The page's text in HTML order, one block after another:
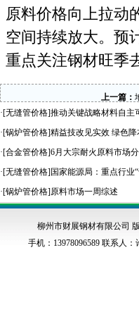
原料价格向上拉动
空间持续放大。预
重点关注钢材旺季
上一篇：
·[无缝管价格]推动关键战略材料自主
·[锅炉管价格]精益技改见实效 绿色
·[合金管价格]6月大宗耐火原料市场
·[无缝管价格] 国家能源局：重点行业
·[锅炉管价格]原料市场一周综述
柳州市财展钢材有限公司
手机：13978096589 联系人